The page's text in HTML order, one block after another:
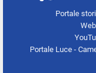
Portale
Portale Luce -